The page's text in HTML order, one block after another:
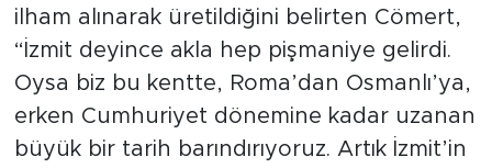
ilham alınarak üretildiğini belirten Cömert,
“İzmit deyince akla hep pişmaniye gelirdi.
Oysa biz bu kentte, Roma’dan Osmanlı’ya,
erken Cumhuriyet dönemine kadar uzanan
büyük bir tarih barındırıyoruz. Artık İzmit’in